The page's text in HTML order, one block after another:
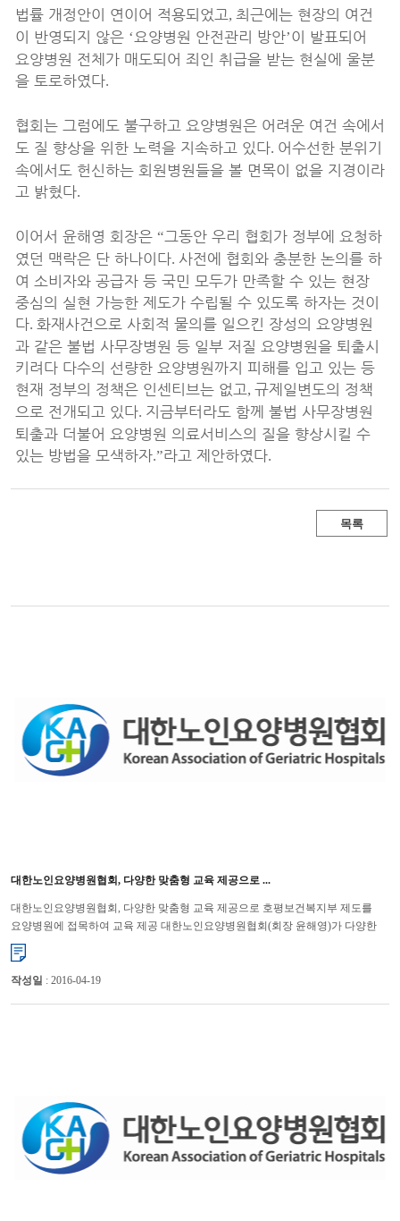
법률 개정안이 연이어 적용되었고, 최근에는 현장의 여건
이 반영되지 않은 ‘요양병원 안전관리 방안’이 발표되어
요양병원 전체가 매도되어 죄인 취급을 받는 현실에 울분
을 토로하였다.
협회는 그럼에도 불구하고 요양병원은 어려운 여건 속에서
도 질 향상을 위한 노력을 지속하고 있다. 어수선한 분위기
속에서도 헌신하는 회원병원들을 볼 면목이 없을 지경이라
고 밝혔다.
이어서 윤해영 회장은 “그동안 우리 협회가 정부에 요청하
였던 맥락은 단 하나이다. 사전에 협회와 충분한 논의를 하
여 소비자와 공급자 등 국민 모두가 만족할 수 있는 현장
중심의 실현 가능한 제도가 수립될 수 있도록 하자는 것이
다. 화재사건으로 사회적 물의를 일으킨 장성의 요양병원
과 같은 불법 사무장병원 등 일부 저질 요양병원을 퇴출시
키려다 다수의 선량한 요양병원까지 피해를 입고 있는 등
현재 정부의 정책은 인센티브는 없고, 규제일변도의 정책
으로 전개되고 있다. 지금부터라도 함께 불법 사무장병원
퇴출과 더불어 요양병원 의료서비스의 질을 향상시킬 수
있는 방법을 모색하자.”라고 제안하였다.
목록
대한노인요양병원협회, 다양한 맞춤형 교육 제공으로 ...
대한노인요양병원협회, 다양한 맞춤형 교육 제공으로 호평보건복지부 제도를
요양병원에 접목하여 교육 제공 대한노인요양병원협회(회장 윤해영)가 다양한
맞춤형 교육을 제공하여 연일 호평을 받고 있다. 협회는 ...
작성일 : 2016-04-19